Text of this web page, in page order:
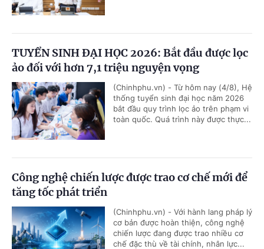
TUYỂN SINH ĐẠI HỌC 2026: Bắt đầu được lọc
ảo đối với hơn 7,1 triệu nguyện vọng
(Chinhphu.vn) - Từ hôm nay (4/8), Hệ
thống tuyển sinh đại học năm 2026
bắt đầu quy trình lọc ảo trên phạm vi
toàn quốc. Quá trình này được thực...
Công nghệ chiến lược được trao cơ chế mới để
tăng tốc phát triển
(Chinhphu.vn) - Với hành lang pháp lý
cơ bản được hoàn thiện, công nghệ
chiến lược đang được trao nhiều cơ
chế đặc thù về tài chính, nhân lực...